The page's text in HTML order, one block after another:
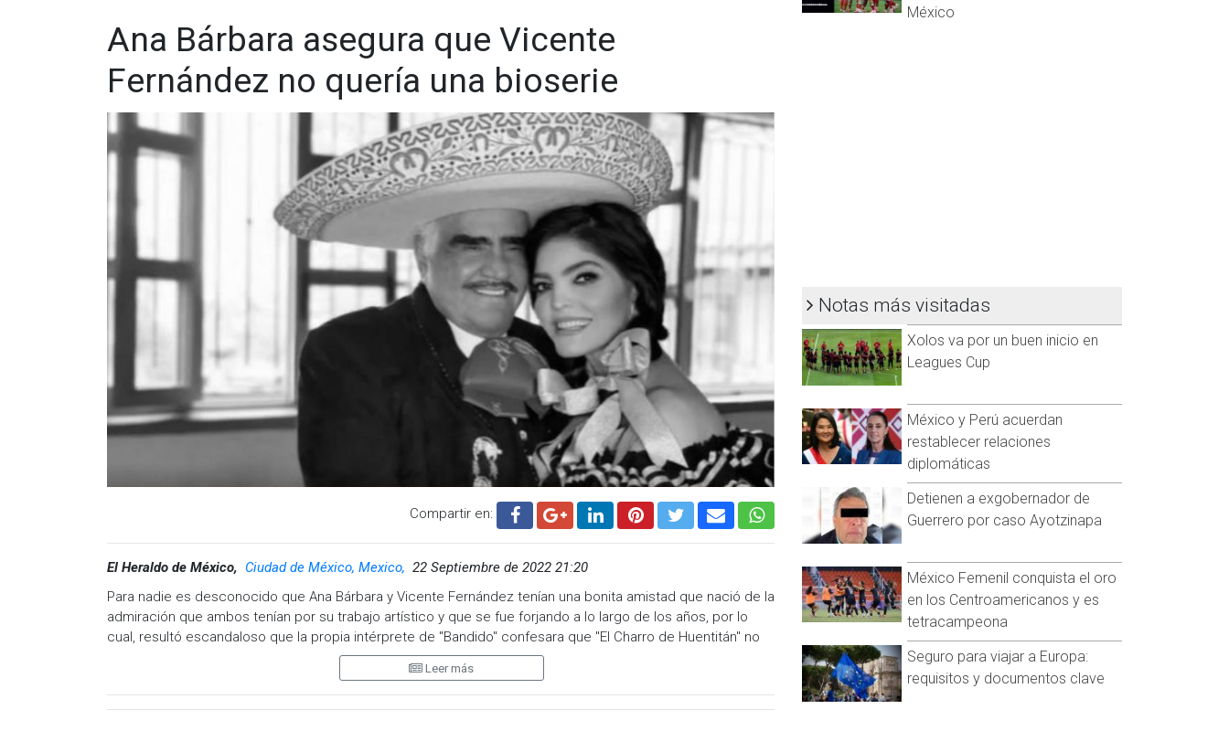
Ana Bárbara asegura que Vicente
Fernández no quería una bioserie
Compartir en:
El Heraldo de México, Ciudad de México, Mexico, 22 Septiembre de 2022 21:20
Para nadie es desconocido que Ana Bárbara y Vicente Fernández tenían una bonita amistad que nació de la
admiración que ambos tenían por su trabajo artístico y que se fue forjando a lo largo de los años, por lo
cual, resultó escandaloso que la propia intérprete de "Bandido" confesara que "El Charro de Huentitán" no
estaba interesado en tener una bioserie.
Fue durante la emisión de esta noche del programa "Pinky Promise" que Ana Bárbara fue cuestionada
acerca de si a ella le gustaría protagonizar un reality show, a lo cual contestó que su vida privada ya era
Leer más
México
Notas más visitadas
Xolos va por un buen inicio en
Leagues Cup
México y Perú acuerdan
restablecer relaciones
diplomáticas
Detienen a exgobernador de
Guerrero por caso Ayotzinapa
México Femenil conquista el oro
en los Centroamericanos y es
tetracampeona
Seguro para viajar a Europa:
requisitos y documentos clave